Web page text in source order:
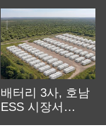
배터리 3사, 호남
ESS 시장서